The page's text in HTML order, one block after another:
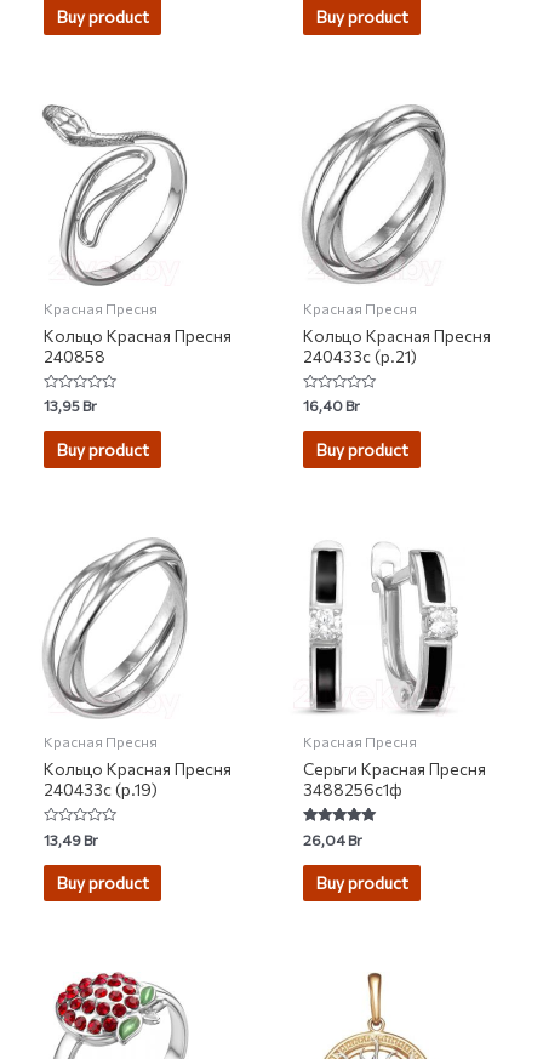
Buy product Buy product
Красная Пресня
Кольцо Красная Пресня
240858
Rated
0
out
13,95Br
Buy product
Красная Пресня
Кольцо Красная Пресня
240433с (р.21)
Rated
0
out
16,40Br
Buy product
Красная Пресня
Кольцо Красная Пресня
240433с (р.19)
Rated
0
out
13,49Br
Buy product
Красная Пресня
Серьги Красная Пресня
3488256с1ф
Rated
5.00
out of 5
26,04Br
Buy product